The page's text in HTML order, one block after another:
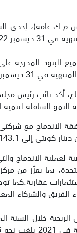
عامة)، إحدى
بلغت 70.695%.
البنود المدرجة
ديسمبر 2022.
الشاملة لتنمية
لعملية
بما يعزّز من
عقارية.كما
الفريق والشركاء